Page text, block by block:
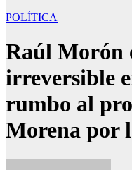
POLÍTICA
Raúl Morón
irreversible
rumbo al
Morena por